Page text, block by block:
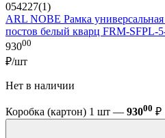
054227(1)
ARL NOBE Рамка универсальная
постов белый кварц FRM-SFPL-
93000
₽/шт
Нет в наличии
Коробка (картон) 1 шт — 93000 ₽